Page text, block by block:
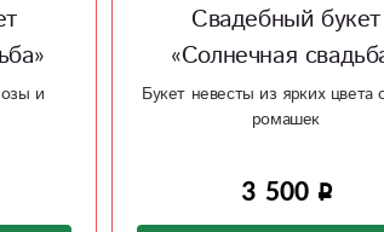
солнца
Свадебный букет
нежность»
Букет невесты из белой розы
фрезии
3 500